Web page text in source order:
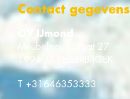
Contact gegevens
OV IJmond
Meubelmakerstraat 27
1991 JD VELSERBROEK
T +31646353333